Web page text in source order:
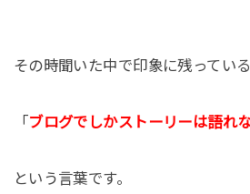
その時聞いた中で印象に残ってい
「 ブログでしかストーリーは語れ
という言葉です。